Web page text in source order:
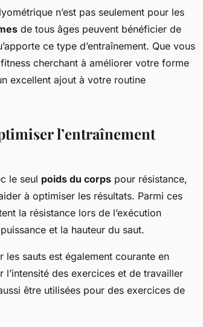
n’est pas seulement pour les
de tous âges peuvent bénéficier de
ce type d’entraînement. Que vous
cherchant à améliorer votre forme
excellent ajout à votre routine
l’entraînement
le seul poids du corps pour résistance,
à optimiser les résultats. Parmi ces
la résistance lors de l’exécution
et la hauteur du saut.
les sauts est également courante en
des exercices et de travailler
être utilisées pour des exercices de